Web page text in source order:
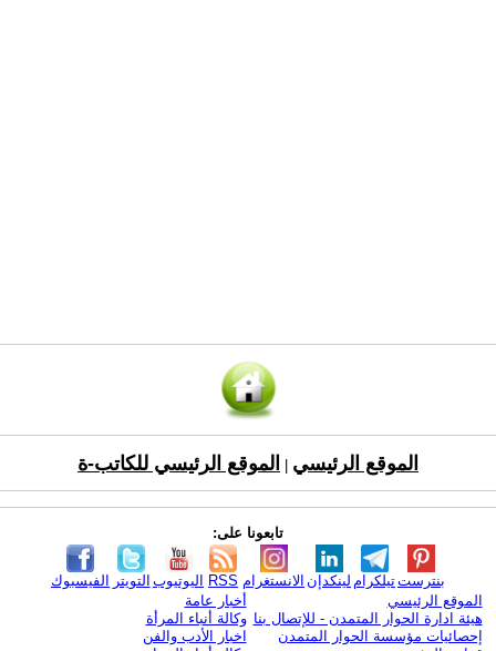
الموقع الرئيسي الموقع الرئيسي للكاتب-ة
تابعونا على:
الفيسبوك التويتر اليوتيوب RSS الانستغرام لينكدإن تيلكرامبنترست
الموقع الرئيسي
هيئة ادارة الحوار المتمدن - للإتصال بنا
إحصائيات مؤسسة الحوار المتمدن
أخبار عامة
وكالة أنباء المرأة
اخبار الأدب والفن